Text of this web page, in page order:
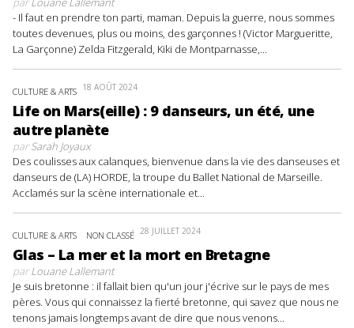
- Il faut en prendre ton parti, maman. Depuis la guerre, nous sommes
toutes devenues, plus ou moins, des garçonnes ! (Victor Margueritte,
La Garçonne) Zelda Fitzgerald, Kiki de Montparnasse,...
CULTURE & ARTS 18 AOÛT 2024
Life on Mars(eille) : 9 danseurs, un été, une
autre planète
parSarah Joyaux
Des coulisses aux calanques, bienvenue dans la vie des danseuses et
danseurs de (LA) HORDE, la troupe du Ballet National de Marseille.
Acclamés sur la scène internationale et...
CULTURE & ARTS NON CLASSÉ 28 JUILLET 2024
Glas – La mer et la mort en Bretagne
parLouane Lallemant
Je suis bretonne : il fallait bien qu'un jour j'écrive sur le pays de mes
pères. Vous qui connaissez la fierté bretonne, qui savez que nous ne
tenons jamais longtemps avant de dire que nous venons...